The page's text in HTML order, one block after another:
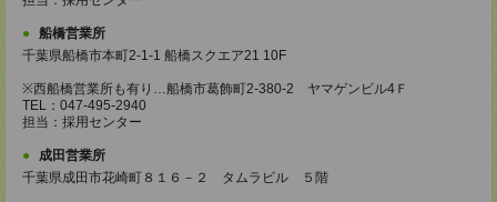
船橋営業所
千葉県船橋市本町2-1-1 船橋スクエア21 10F
※西船橋営業所も有り…船橋市葛飾町2-380-2 ヤマゲンビル4Ｆ
TEL：047-495-2940
担当：採用センター
成田営業所
千葉県成田市花崎町８１６－２ タムラビル ５階